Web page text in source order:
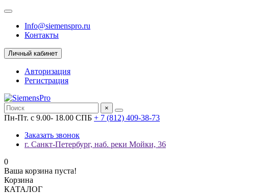
Info@siemenspro.ru
Контакты
Личный кабинет
Авторизация
Регистрация
×
Пн-Пт. с 9.00- 18.00 СПБ + 7 (812) 409-38-73
Заказать звонок
г. Санкт-Петербург, наб. реки Мойки, 36
0
Ваша корзина пуста!
Корзина
КАТАЛОГ